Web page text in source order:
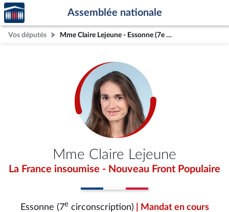
Aller au contenu
Aller en bas de la page
Accèder
à la
page
d'accueil
Assemblée nationale
Vos députés Mme Claire Lejeune - Essonne (7e circonscription)
Mme Claire Lejeune
La France insoumise - Nouveau Front Populaire
Essonne (7ecirconscription) | Mandat en cours